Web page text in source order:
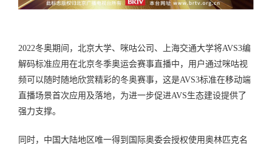
2022冬奥期间，北京大学、咪咕公司、上海交通大学将AVS3编
解码标准应用在北京冬季奥运会赛事直播中，用户通过咪咕视
频可以随时随地欣赏精彩的冬奥赛事，这是AVS3标准在移动端
直播场景首次应用及落地，为进一步促进AVS生态建设提供了
强力支撑。
同时，中国大陆地区唯一得到国际奥委会授权使用奥林匹克名